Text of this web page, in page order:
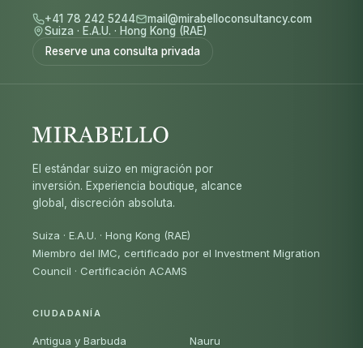
+41 78 242 5244
mail@mirabelloconsultancy.com
Suiza · E.A.U. · Hong Kong (RAE)
Reserve una consulta privada
El estándar suizo en migración por
inversión. Experiencia boutique, alcance
global, discreción absoluta.
Suiza · E.A.U. · Hong Kong (RAE)
Miembro del IMC, certificado por el Investment Migration
Council · Certificación ACAMS
CIUDADANÍA
Antigua y Barbuda Nauru